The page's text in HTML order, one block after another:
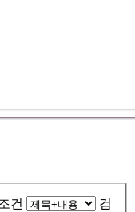
건
검